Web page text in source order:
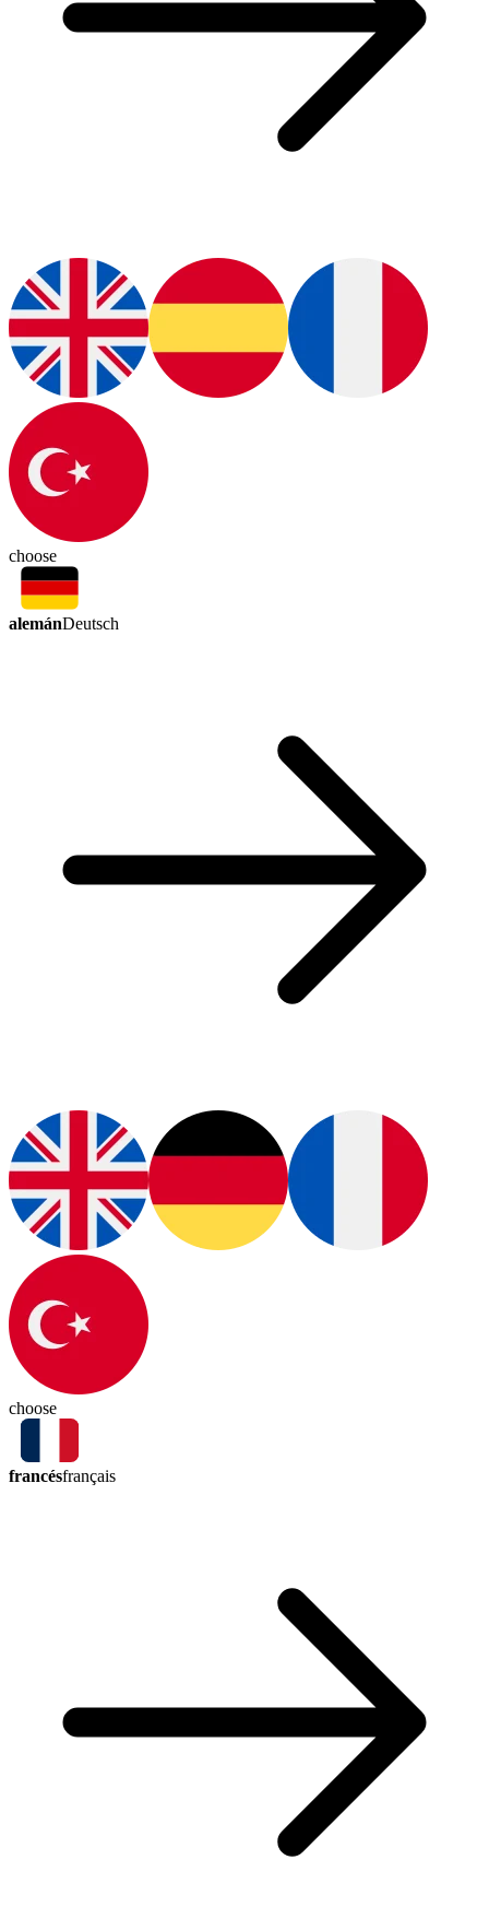
choose
alemánDeutsch
choose
francésfrançais